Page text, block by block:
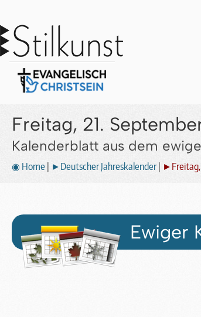
Freitag, 21.
Kalenderblatt aus dem
◉ Home ►Deutscher Jahreskalender| ►Freitag,
Ewiger